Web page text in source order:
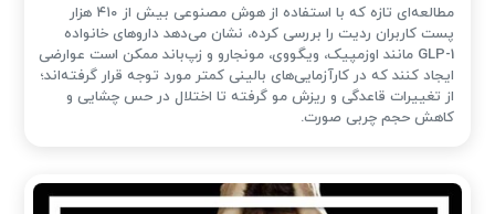
مطالعه‌ای تازه که با استفاده از هوش مصنوعی بیش از ۴۱۰ هزار
پست کاربران ردیت را بررسی کرده، نشان می‌دهد داروهای خانواده
GLP-1 مانند اوزمپیک، ویگووی، مونجارو و زپ‌باند ممکن است عوارضی
ایجاد کنند که در کارآزمایی‌های بالینی کمتر مورد توجه قرار گرفته‌اند؛
از تغییرات قاعدگی و ریزش مو گرفته تا اختلال در حس چشایی و
کاهش حجم چربی صورت.